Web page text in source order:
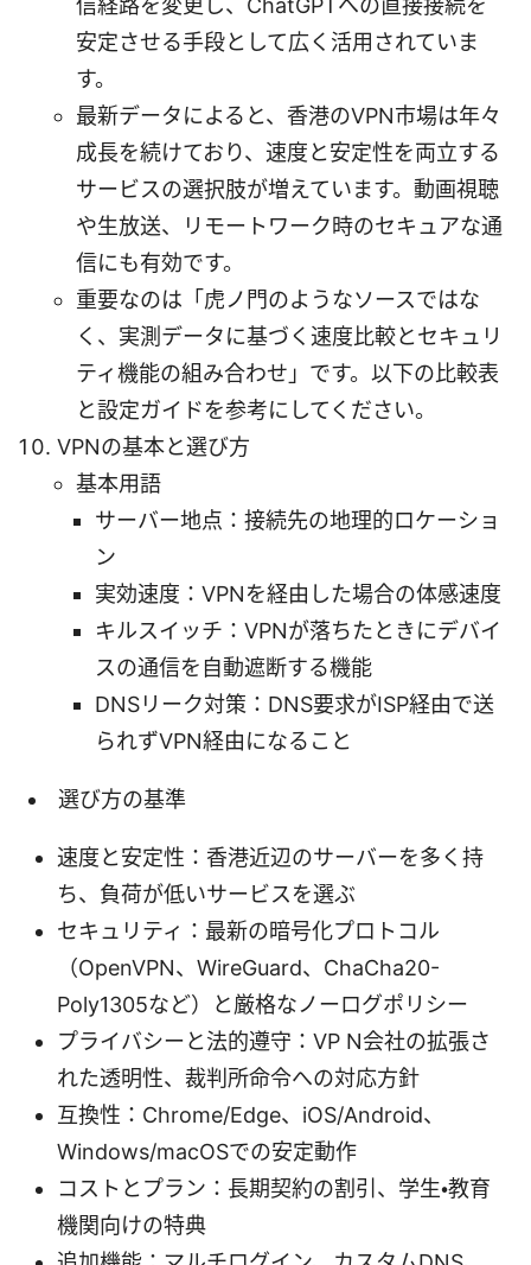
信経路を変更し、ChatGPTへの直接接続を
安定させる手段として広く活用されていま
す。
最新データによると、香港のVPN市場は年々
成長を続けており、速度と安定性を両立する
サービスの選択肢が増えています。動画視聴
や生放送、リモートワーク時のセキュアな通
信にも有効です。
重要なのは「虎ノ門のようなソースではな
く、実測データに基づく速度比較とセキュリ
ティ機能の組み合わせ」です。以下の比較表
と設定ガイドを参考にしてください。
VPNの基本と選び方
基本用語
サーバー地点：接続先の地理的ロケーショ
ン
実効速度：VPNを経由した場合の体感速度
キルスイッチ：VPNが落ちたときにデバイ
スの通信を自動遮断する機能
DNSリーク対策：DNS要求がISP経由で送
られずVPN経由になること
選び方の基準
速度と安定性：香港近辺のサーバーを多く持
ち、負荷が低いサービスを選ぶ
セキュリティ：最新の暗号化プロトコル
（OpenVPN、WireGuard、ChaCha20-
Poly1305など）と厳格なノーログポリシー
プライバシーと法的遵守：VP N会社の拡張さ
れた透明性、裁判所命令への対応方針
互換性：Chrome/Edge、iOS/Android、
Windows/macOSでの安定動作
コストとプラン：長期契約の割引、学生・教育
機関向けの特典